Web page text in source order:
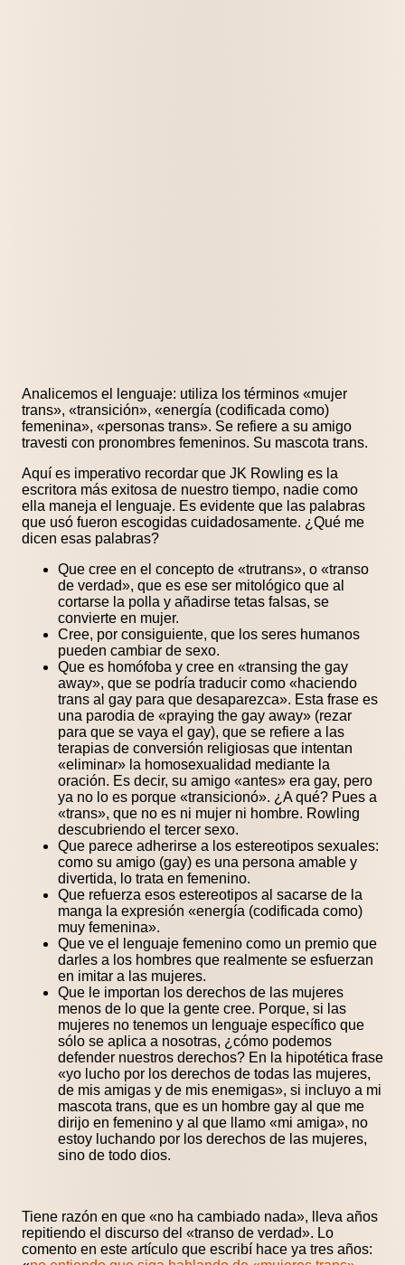
Analicemos el lenguaje: utiliza los términos «mujer
trans», «transición», «energía (codificada como)
femenina», «personas trans». Se refiere a su amigo
travesti con pronombres femeninos. Su mascota trans.
Aquí es imperativo recordar que JK Rowling es la
escritora más exitosa de nuestro tiempo, nadie como
ella maneja el lenguaje. Es evidente que las palabras
que usó fueron escogidas cuidadosamente. ¿Qué me
dicen esas palabras?
Que cree en el concepto de «trutrans», o «transo
de verdad», que es ese ser mitológico que al
cortarse la polla y añadirse tetas falsas, se
convierte en mujer.
Cree, por consiguiente, que los seres humanos
pueden cambiar de sexo.
Que es homófoba y cree en «transing the gay
away», que se podría traducir como «haciendo
trans al gay para que desaparezca». Esta frase es
una parodia de «praying the gay away» (rezar
para que se vaya el gay), que se refiere a las
terapias de conversión religiosas que intentan
«eliminar» la homosexualidad mediante la
oración. Es decir, su amigo «antes» era gay, pero
ya no lo es porque «transicionó». ¿A qué? Pues a
«trans», que no es ni mujer ni hombre. Rowling
descubriendo el tercer sexo.
Que parece adherirse a los estereotipos sexuales:
como su amigo (gay) es una persona amable y
divertida, lo trata en femenino.
Que refuerza esos estereotipos al sacarse de la
manga la expresión «energía (codificada como)
muy femenina».
Que ve el lenguaje femenino como un premio que
darles a los hombres que realmente se esfuerzan
en imitar a las mujeres.
Que le importan los derechos de las mujeres
menos de lo que la gente cree. Porque, si las
mujeres no tenemos un lenguaje específico que
sólo se aplica a nosotras, ¿cómo podemos
defender nuestros derechos? En la hipotética frase
«yo lucho por los derechos de todas las mujeres,
de mis amigas y de mis enemigas», si incluyo a mi
mascota trans, que es un hombre gay al que me
dirijo en femenino y al que llamo «mi amiga», no
estoy luchando por los derechos de las mujeres,
sino de todo dios.
Tiene razón en que «no ha cambiado nada», lleva años
repitiendo el discurso del «transo de verdad». Lo
comento en este artículo que escribí hace ya tres años: